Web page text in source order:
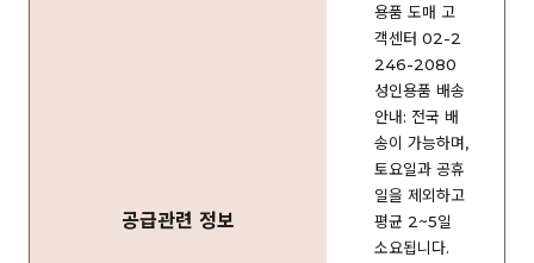
공급관련 정보
용품 도매 고
객센터 02-2
246-2080
성인용품 배송
안내: 전국 배
송이 가능하며,
토요일과 공휴
일을 제외하고
평균 2~5일
소요됩니다.